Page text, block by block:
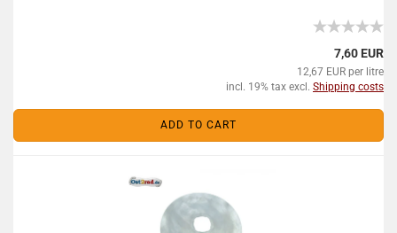
7,60 EUR
12,67 EUR per litre
incl. 19% tax excl. Shipping costs
ADD TO CART